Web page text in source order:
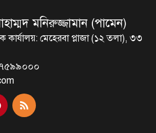
পর অন্য নারীর ঘরে জামায়াত
সঙ্গে সাক্ষাৎ সৌদি আরবের
পররাষ্ট্রমন্ত্রীর
মনিরুজ্জামান (পামেন)
কার্যালয়: মেহেরবা প্লাজা (১২ তলা), ৩৩